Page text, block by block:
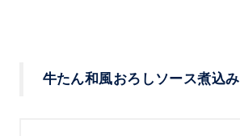
牛たん和風おろしソース煮込み